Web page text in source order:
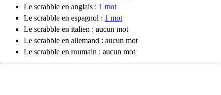
Le scrabble en anglais : 1 mot
Le scrabble en espagnol : 1 mot
Le scrabble en italien : aucun mot
Le scrabble en allemand : aucun mot
Le scrabble en roumain : aucun mot